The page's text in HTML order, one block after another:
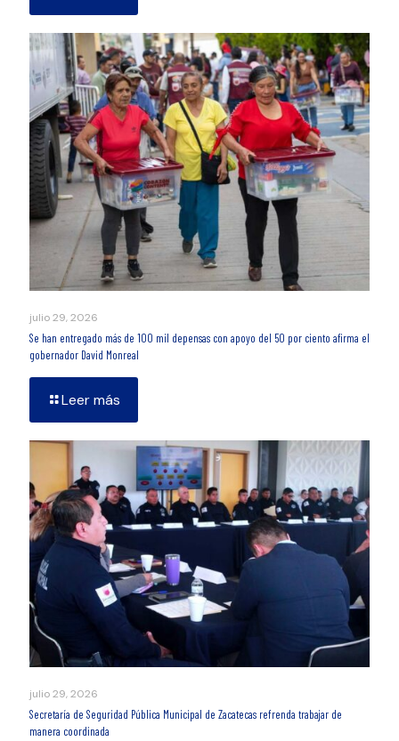
julio 29, 2026
Se han entregado más de 100 mil depensas con apoyo del 50 por ciento afirma el
gobernador David Monreal
Leer más
julio 29, 2026
Secretaría de Seguridad Pública Municipal de Zacatecas refrenda trabajar de
manera coordinada